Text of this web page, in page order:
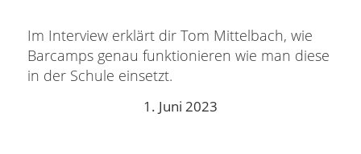
Im Interview erklärt dir Tom Mittelbach, wie
Barcamps genau funktionieren wie man diese
in der Schule einsetzt.
1. Juni 2023